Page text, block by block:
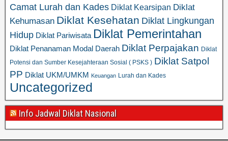
Camat Lurah dan Kades Diklat Kearsipan Diklat
Kehumasan Diklat Kesehatan Diklat Lingkungan
Hidup Diklat Pariwisata Diklat Pemerintahan
Diklat Penanaman Modal Daerah Diklat Perpajakan Diklat
Potensi dan Sumber Kesejahteraan Sosial ( PSKS ) Diklat Satpol
PP Diklat UKM/UMKM Keuangan Lurah dan Kades
Uncategorized
Info Jadwal Diklat Nasional